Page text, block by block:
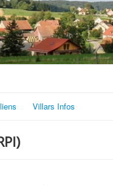
Villars Infos